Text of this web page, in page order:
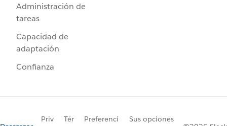
Administración de
tareas
Capacidad de
adaptación
Confianza
Priv
Tér
Preferenci
Sus opciones